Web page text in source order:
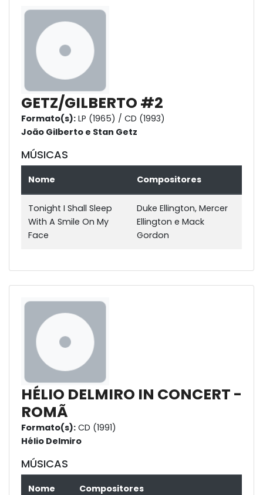
GETZ/GILBERTO #2
Formato(s): LP (1965) / CD (1993)
João Gilberto e Stan Getz
MÚSICAS
Nome Compositores
Tonight I Shall Sleep
With A Smile On My
Face
Duke Ellington, Mercer
Ellington e Mack
Gordon
HÉLIO DELMIRO IN CONCERT -
ROMÃ
Formato(s): CD (1991)
Hélio Delmiro
MÚSICAS
Nome Compositores